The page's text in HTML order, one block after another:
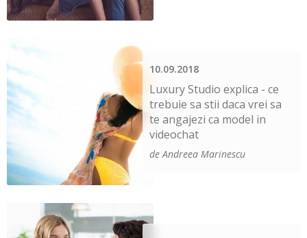
10.09.2018
Luxury Studio explica - ce
trebuie sa stii daca vrei sa
te angajezi ca model in
videochat
de Andreea Marinescu